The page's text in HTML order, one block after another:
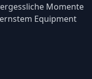
Momente
Equipment